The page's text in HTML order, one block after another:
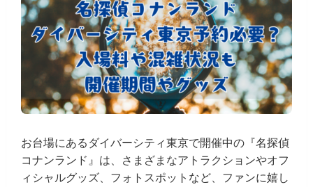
お台場にあるダイバーシティ東京で開催中の『名探偵
コナンランド』は、さまざまなアトラクションやオフ
ィシャルグッズ、フォトスポットなど、ファンに嬉し